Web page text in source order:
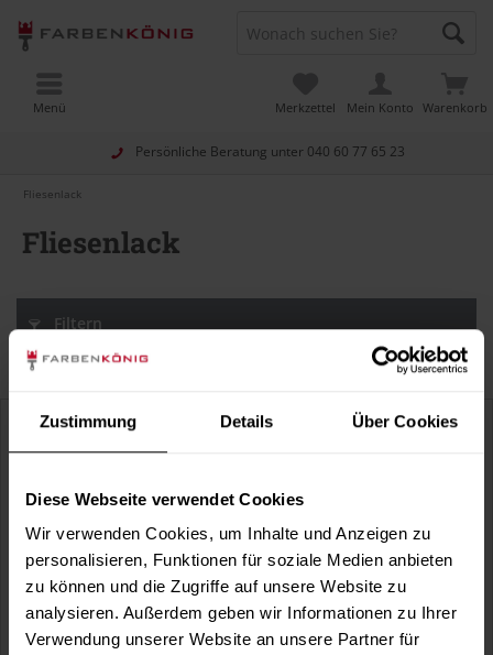
Zustimmung Details Über Cookies
Diese Webseite verwendet Cookies
Wir verwenden Cookies, um Inhalte und Anzeigen zu
personalisieren, Funktionen für soziale Medien anbieten
zu können und die Zugriffe auf unsere Website zu
analysieren. Außerdem geben wir Informationen zu Ihrer
Verwendung unserer Website an unsere Partner für
Persönliche Beratung unter 040 60 77 65 23
Warenkorb
Merkzettel Mein Konto
Menü
Fliesenlack
Fliesenlack
Filtern